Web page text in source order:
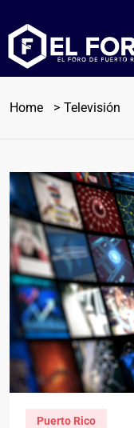
Home Televisión
Puerto Rico